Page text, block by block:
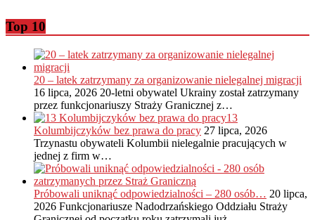
Top 10
20 – latek zatrzymany za organizowanie nielegalnej migracji
16 lipca, 2026 20-letni obywatel Ukrainy został zatrzymany
przez funkcjonariuszy Straży Granicznej z…
13
Kolumbijczyków bez prawa do pracy 27 lipca, 2026
Trzynastu obywateli Kolumbii nielegalnie pracujących w
jednej z firm w…
Próbowali uniknąć odpowiedzialności – 280 osób… 20 lipca,
2026 Funkcjonariusze Nadodrzańskiego Oddziału Straży